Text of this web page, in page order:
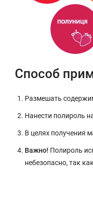
Способ
Размешать
Нанести полироль
В целях получения
Важно! Полироль
небезопасно, так